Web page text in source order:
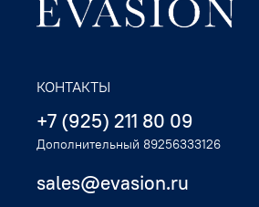
КОНТАКТЫ
+7 (925) 211 80 09
Дополнительный 89256333126
sales@evasion.ru